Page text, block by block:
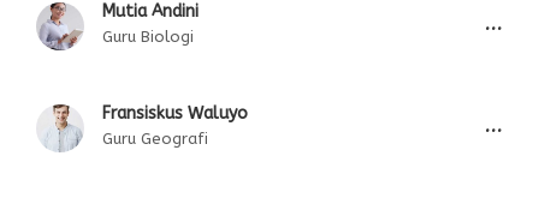
Mutia Andini
Guru Biologi
...
Fransiskus Waluyo
Guru Geografi
...